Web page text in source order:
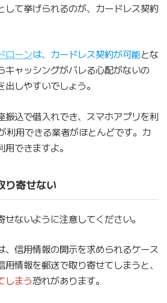
して挙げられるのが、カードレス契約
ローンは、カードレス契約が可能とな
キャッシングがバレる心配がないの
しやすいでしょう。
振込で借入れでき、スマホアプリを利
利用できる業者がほとんどです。カ
できますよ。
り寄せない
ないように注意してください。
、信用情報の開示を求められるケース
情報を郵送で取り寄せてしまうと、
しまう恐れがあります。